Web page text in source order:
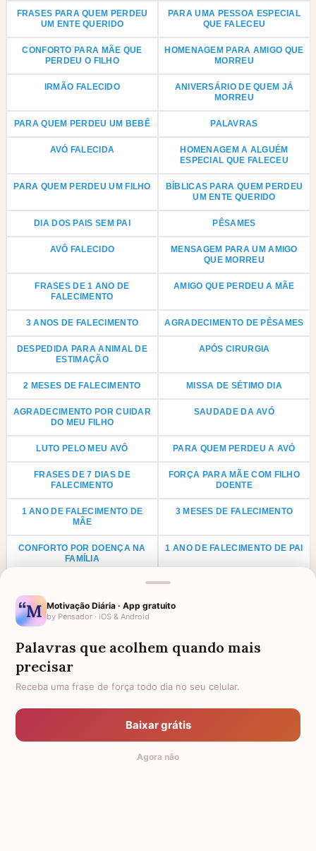
FRASES PARA QUEM PERDEU
UM ENTE QUERIDO
PARA UMA PESSOA ESPECIAL
QUE FALECEU
CONFORTO PARA MÃE QUE
PERDEU O FILHO
HOMENAGEM PARA AMIGO QUE
MORREU
IRMÃO FALECIDO
ANIVERSÁRIO DE QUEM JÁ
MORREU
PARA QUEM PERDEU UM BEBÊ PALAVRAS
AVÓ FALECIDA
HOMENAGEM A ALGUÉM
ESPECIAL QUE FALECEU
PARA QUEM PERDEU UM FILHO
BÍBLICAS PARA QUEM PERDEU
UM ENTE QUERIDO
DIA DOS PAIS SEM PAI PÊSAMES
AVÔ FALECIDO
MENSAGEM PARA UM AMIGO
QUE MORREU
FRASES DE 1 ANO DE
FALECIMENTO
AMIGO QUE PERDEU A MÃE
3 ANOS DE FALECIMENTO AGRADECIMENTO DE PÊSAMES
DESPEDIDA PARA ANIMAL DE
ESTIMAÇÃO
APÓS CIRURGIA
2 MESES DE FALECIMENTO MISSA DE SÉTIMO DIA
AGRADECIMENTO POR CUIDAR
DO MEU FILHO
SAUDADE DA AVÓ
LUTO PELO MEU AVÔ PARA QUEM PERDEU A AVÓ
FRASES DE 7 DIAS DE
FALECIMENTO
FORÇA PARA MÃE COM FILHO
DOENTE
1 ANO DE FALECIMENTO DE
MÃE
3 MESES DE FALECIMENTO
CONFORTO POR DOENÇA NA
FAMÍLIA
1 ANO DE FALECIMENTO DE PAI
LUTO POR UMA CRIANÇA
LUTO PARA TIA AGRADECIMENTO PARA PADRE
FRASES DE LUTO PARA UM
ANJINHO
FALECIDA
FRASES E MENSAGENS DE
CONFORTO DE DEUS PARA
QUEM PERDEU ALGUÉM
HOMENAGEM A FILHO FALECIDO
TODAS AS CATEGORIAS
Motivação Diária · App gratuito
by Pensador · iOS & Android
Palavras que acolhem quando mais
precisar
Receba uma frase de força todo dia no seu celular.
Baixar grátis
Agora não